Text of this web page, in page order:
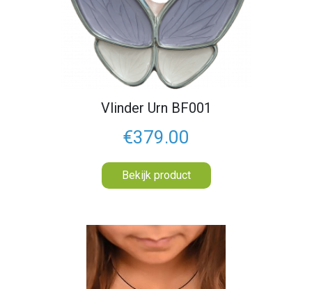
Vlinder Urn BF001
€379.00
Bekijk product